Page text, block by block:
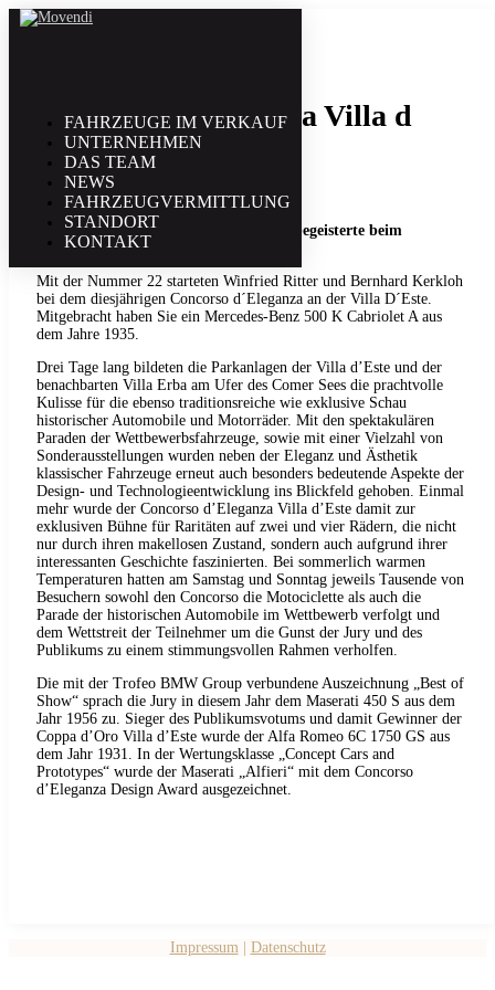
FAHRZEUGE IM VERKAUF
UNTERNEHMEN
DAS TEAM
NEWS
FAHRZEUGVERMITTLUNG
STANDORT
KONTAKT
Concorso d´Eleganza Villa d
´Este 2014
Das Mercedes-Benz 500 K Cabriolet A begeisterte beim
Concorso d´Eleganza Villa d`Este 2014
Mit der Nummer 22 starteten Winfried Ritter und Bernhard Kerkloh
bei dem diesjährigen Concorso d´Eleganza an der Villa D´Este.
Mitgebracht haben Sie ein Mercedes-Benz 500 K Cabriolet A aus
dem Jahre 1935.
Drei Tage lang bildeten die Parkanlagen der Villa d’Este und der
benachbarten Villa Erba am Ufer des Comer Sees die prachtvolle
Kulisse für die ebenso traditionsreiche wie exklusive Schau
historischer Automobile und Motorräder. Mit den spektakulären
Paraden der Wettbewerbsfahrzeuge, sowie mit einer Vielzahl von
Sonderausstellungen wurden neben der Eleganz und Ästhetik
klassischer Fahrzeuge erneut auch besonders bedeutende Aspekte der
Design- und Technologieentwicklung ins Blickfeld gehoben. Einmal
mehr wurde der Concorso d’Eleganza Villa d’Este damit zur
exklusiven Bühne für Raritäten auf zwei und vier Rädern, die nicht
nur durch ihren makellosen Zustand, sondern auch aufgrund ihrer
interessanten Geschichte faszinierten. Bei sommerlich warmen
Temperaturen hatten am Samstag und Sonntag jeweils Tausende von
Besuchern sowohl den Concorso die Motociclette als auch die
Parade der historischen Automobile im Wettbewerb verfolgt und
dem Wettstreit der Teilnehmer um die Gunst der Jury und des
Publikums zu einem stimmungsvollen Rahmen verholfen.
Die mit der Trofeo BMW Group verbundene Auszeichnung „Best of
Show“ sprach die Jury in diesem Jahr dem Maserati 450 S aus dem
Jahr 1956 zu. Sieger des Publikumsvotums und damit Gewinner der
Coppa d’Oro Villa d’Este wurde der Alfa Romeo 6C 1750 GS aus
dem Jahr 1931. In der Wertungsklasse „Concept Cars and
Prototypes“ wurde der Maserati „Alfieri“ mit dem Concorso
d’Eleganza Design Award ausgezeichnet.
Impressum| Datenschutz